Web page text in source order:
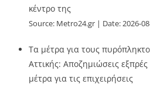
κέντρο της
Source: Metro24.gr Date: 2026-
Τα μέτρα για τους
Αττικής: Αποζημιώσεις εξπρές
μέτρα για τις επιχειρήσεις